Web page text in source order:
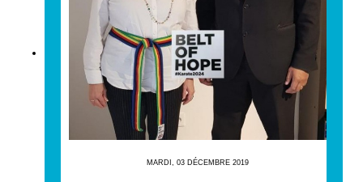
MARDI, 03 DÉCEMBRE 2019